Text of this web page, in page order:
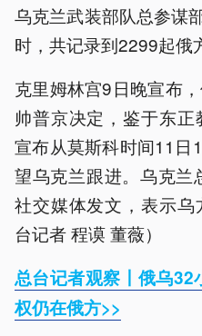
乌克兰武装部队总参谋
时，共记录到2299起俄
克里姆林宫9日晚宣布
帅普京决定，鉴于东
宣布从莫斯科时间11日
望乌克兰跟进。乌克兰
社交媒体发文，表示
台记者 程谟 董薇）
总台记者观察丨俄乌32
权仍在俄方>>